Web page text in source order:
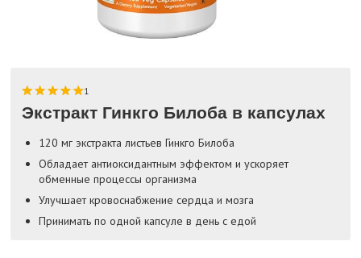
1
Экстракт Гинкго Билоба в капсулах
120 мг экстракта листьев Гинкго Билоба
Обладает антиоксидантным эффектом и ускоряет
обменные процессы организма
Улучшает кровоснабжение сердца и мозга
Принимать по одной капсуле в день с едой